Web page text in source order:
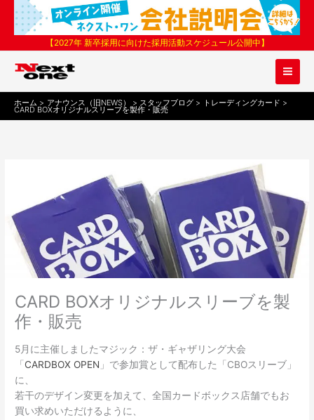
ス
【2027年 新卒採用に向けた採用活動スケジュール公開中】
ホーム アナウンス（旧NEWS） スタッフブログ トレーディングカード
CARD BOXオリジナルスリーブを製作・販売
CARD BOXオリジナルスリーブを製
作・販売
5月に主催しましたマジック：ザ・ギャザリング大会
「 CARDBOX OPEN 」で参加賞として配布した「CBOスリーブ」
に、
若干のデザイン変更を加えて、全国カードボックス店舗でもお
買い求めいただけるように、